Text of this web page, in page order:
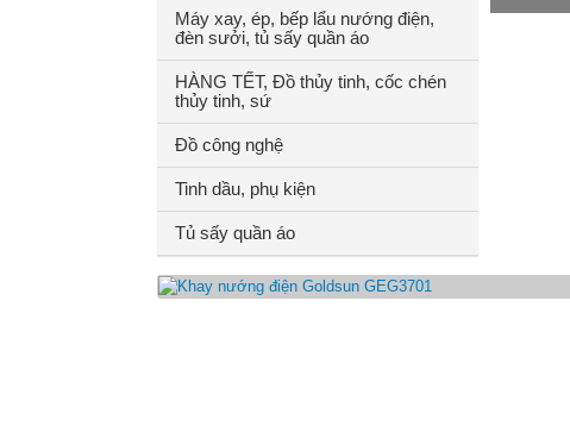
Máy xay, ép, bếp lẩu nướng điện,
đèn sưởi, tủ sấy quần áo
HÀNG TẾT, Đồ thủy tinh, cốc chén
thủy tinh, sứ
Đồ công nghệ
Tinh dầu, phụ kiện
Tủ sấy quần áo